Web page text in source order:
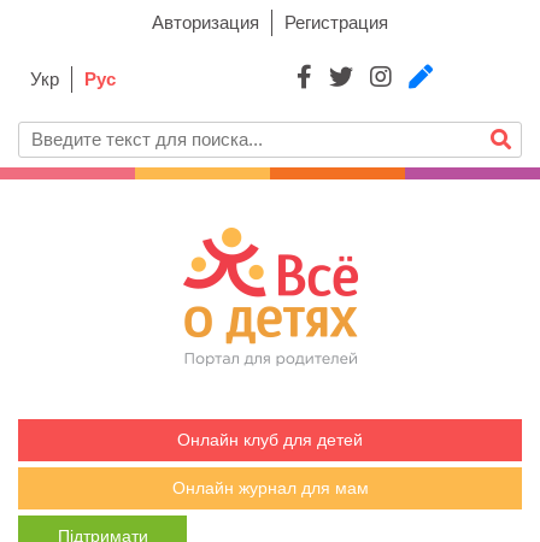
Авторизация Регистрация
Укр Рус
Онлайн клуб для детей
Онлайн журнал для мам
Підтримати